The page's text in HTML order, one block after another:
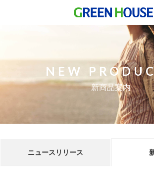
NEW
新商品案内
ニュースリリース